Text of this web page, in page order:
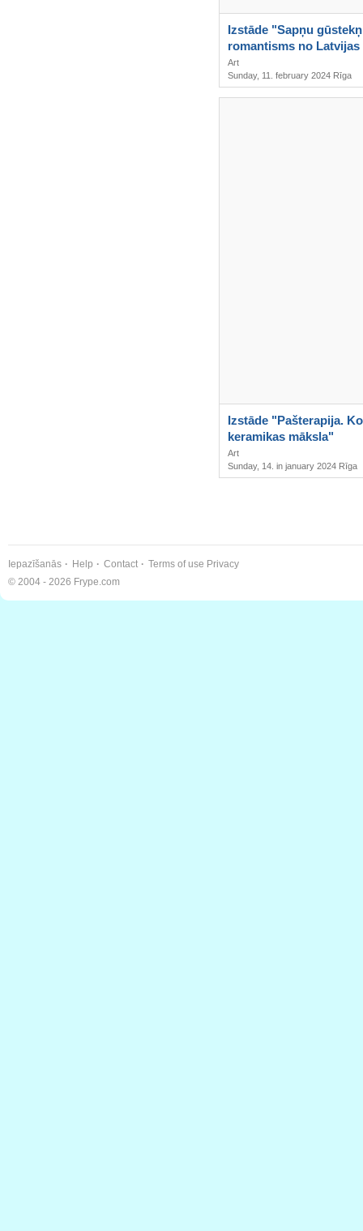
Izstāde "Sapņu
romantisms no Latvijas
Igaunijas mākslas
Art
Sunday, 11. february 2024 Rīga
Izstāde "Pašterapija.
keramikas māksla"
Art
Sunday, 14. in january 2024 Rīga
Iepazīšanās Help Contact Terms of use Privacy
© 2004 - 2026 Frype.com